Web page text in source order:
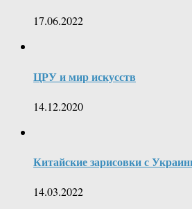
17.06.2022
ЦРУ и мир искусств
14.12.2020
Китайские зарисовки с
14.03.2022